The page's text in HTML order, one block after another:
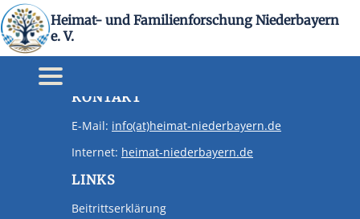
Heimat- und Familienforschung Niederbayern
e. V.
ST Freyung
Keine Veranstaltung gefunden
KONTAKT
E-Mail: info(at)heimat-niederbayern.de
Internet: heimat-niederbayern.de
LINKS
Beitrittserklärung